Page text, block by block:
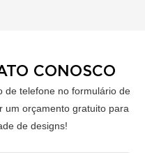
CONOSCO
de telefone no formulário de
um orçamento gratuito para
de designs!